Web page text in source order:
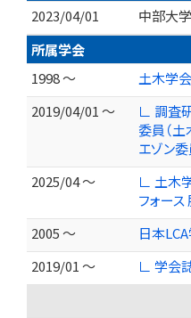
2023/04/01
中部大
所属学会
1998 ～
土木学会
2019/04/01 ～
∟ 調査
委員（
エゾン委
2025/04 ～
∟ 土木
フォー
2005 ～
日本
2019/01 ～
∟ 学会